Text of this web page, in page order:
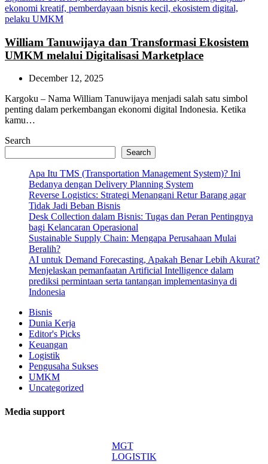
William Tanuwijaya dan Transformasi Ekosistem
UMKM melalui Digitalisasi Marketplace
December 12, 2025
Kargoku – Nama William Tanuwijaya menjadi salah satu simbol
penting dalam perkembangan ekonomi digital Indonesia. Ketika
kamu…
Search
Search
Apa Itu TMS (Transportation Management System)? Ini
Bedanya dengan Delivery Planning System
Reverse Logistics: Strategi Menangani Retur Barang agar
Tidak Jadi Beban Bisnis
Desk Collection dalam Bisnis: Tugas dan Peran Pentingnya
bagi Kelancaran Operasional
Sustainable Supply Chain: Mengapa Perusahaan Mulai
Beralih?
AI untuk Demand Forecasting, Apakah Benar Lebih Akurat?
Menjelaskan pemanfaatan Artificial Intelligence dalam
prediksi permintaan serta tantangan implementasinya di
Indonesia
Bisnis
Dunia Kerja
Editor's Picks
Keuangan
Logistik
Pengusaha Sukses
UMKM
Uncategorized
Media support
MGT
LOGISTIK